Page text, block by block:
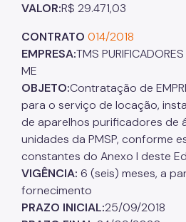
VALOR:R$ 29.471,03
CONTRATO 014/2018
EMPRESA:TMS
ME
OBJETO:Contratação de
para o serviço de locação,
de aparelhos purificadores de
unidades da PMSP, conforme
constantes do Anexo I deste
VIGÊNCIA: 6 (seis) meses, a
fornecimento
PRAZO INICIAL:25/09/2018